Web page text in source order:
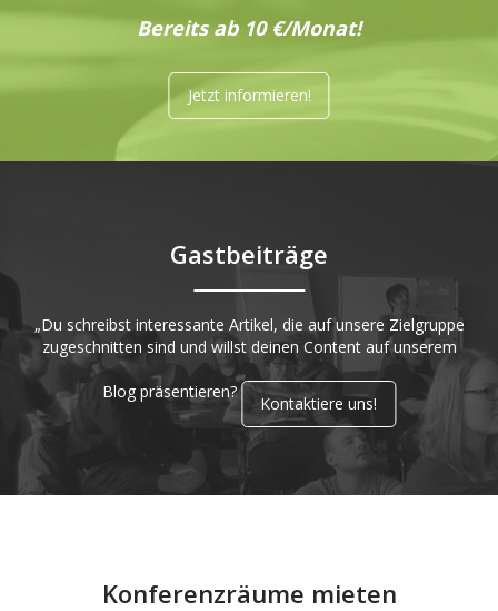
Bereits ab 10 €/Monat!
Jetzt informieren!
Gastbeiträge
„Du schreibst interessante Artikel, die auf unsere Zielgruppe
zugeschnitten sind und willst deinen Content auf unserem
Blog präsentieren?
Kontaktiere uns!
Konferenzräume mieten